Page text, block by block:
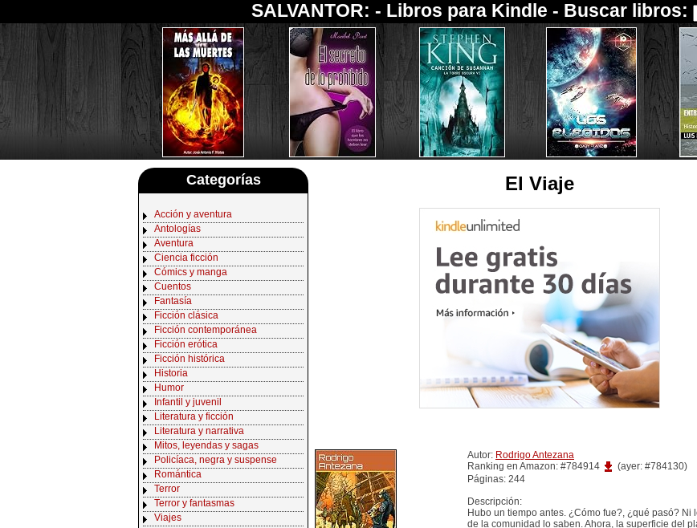
SALVANTOR: - Libros para Kindle - Buscar libros:
Categorías
Acción y aventura
Antologías
Aventura
Ciencia ficción
Cómics y manga
Cuentos
Fantasía
Ficción clásica
Ficción contemporánea
Ficción erótica
Ficción histórica
Historia
Humor
Infantil y juvenil
Literatura y ficción
Literatura y narrativa
Mitos, leyendas y sagas
Policíaca, negra y suspense
Romántica
Terror
Terror y fantasmas
Viajes
El Viaje
Autor: Rodrigo Antezana
Ranking en Amazon: #784914
(ayer: #784130)
Páginas: 244
Descripción:
Hubo un tiempo antes. ¿Cómo fue?, ¿qué pasó? Ni
de la comunidad lo saben. Ahora, la superficie del